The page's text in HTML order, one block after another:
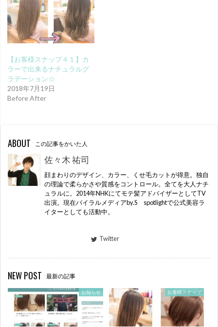
【お客様スナップ４１】カ
ラーで出来るナチュラルグ
ラデーション☆
2018年7月19日
Before After
ABOUT この記事をかいた人
佐々木 祐司
顔まわりのデザイン、カラー、くせ毛カットが得意。独自
の理論で柔らかさや質感をコントロール。全てを大人ナチ
ュラルに。2014年NHKにてモテ髪アドバイザーとしてTV
出演。現在バイラルメディアby.S spotlightで公式美容ラ
イターとしても活動中。
Twitter
NEW POST 最新の記事
お知らせ お客様スナップ